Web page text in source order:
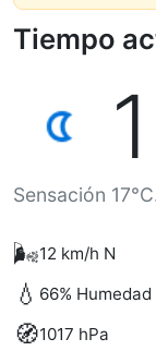
Tiempo
Sensación
🌬️12 km/h N
💧 66% Humedad
🧭1017 hPa